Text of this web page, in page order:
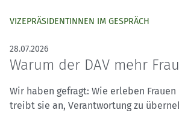
VIZEPRÄSIDENTINNEN IM GESPRÄCH
28.07.2026
Warum der DAV mehr
Wir haben gefragt: Wie erleben Frauen
treibt sie an, Verantwortung zu